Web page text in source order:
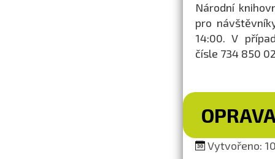
Národní
pro
14:00. V
čísle 734 850
Vytvořeno: